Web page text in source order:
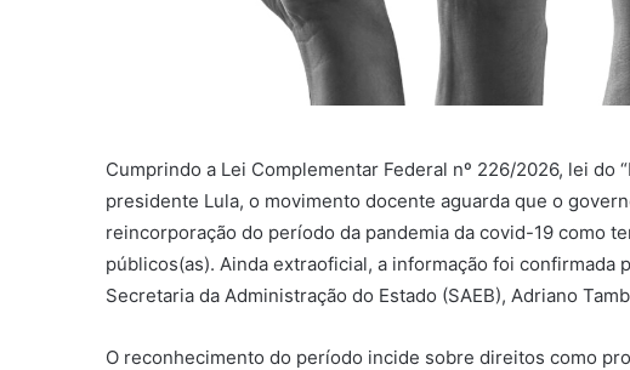
Cumprindo a Lei Complementar Federal nº 226/2026, lei do
presidente Lula, o movimento docente aguarda que o
reincorporação do período da pandemia da covid-19 como
públicos(as). Ainda extraoficial, a informação foi
Secretaria da Administração do Estado (SAEB), Adriano
O reconhecimento do período incide sobre direitos como